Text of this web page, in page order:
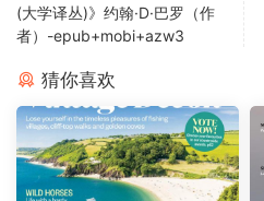
(大学译丛)》约翰·D·巴罗（作
者）-epub+mobi+azw3
猜你喜欢